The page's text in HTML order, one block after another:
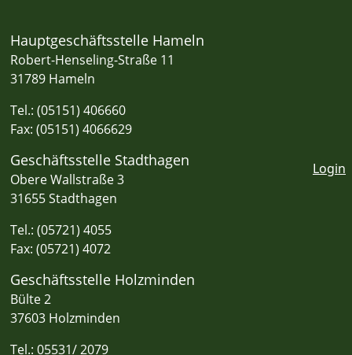
Hauptgeschäftsstelle Hameln
Robert-Henseling-Straße 11
31789 Hameln
Tel.: (05151) 406660
Fax: (05151) 4066629
Geschäftsstelle Stadthagen
Obere Wallstraße 3
31655 Stadthagen
Tel.: (05721) 4055
Fax: (05721) 4072
Geschäftsstelle Holzminden
Bülte 2
37603 Holzminden
Tel.: 05531/ 2079
Login